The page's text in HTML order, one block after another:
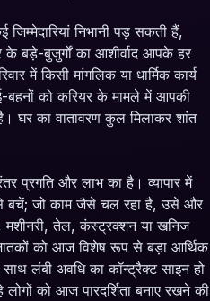
निभानी पड़ सकती हैं,
बड़े-बुजुर्गों का आशीर्वाद आपके हर
में किसी मांगलिक या धार्मिक कार्य
बहनों को करियर के मामले में आपकी
घर का वातावरण कुल मिलाकर शांत
प्रगति और लाभ का है। व्यापार में
बचें; जो काम जैसे चल रहा है, उसे और
तेल, कंस्ट्रक्शन या खनिज
को आज विशेष रूप से बड़ा आर्थिक
लंबी अवधि का कॉन्ट्रैक्ट साइन हो
को आज पारदर्शिता बनाए रखने की